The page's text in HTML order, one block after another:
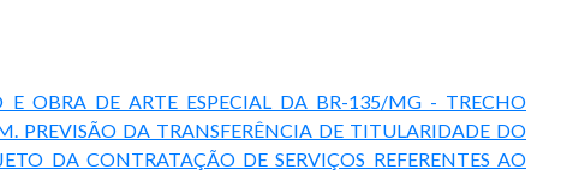
E OBRA DE ARTE ESPECIAL DA BR-135/MG - TRECHO
DA TRANSFERÊNCIA DE TITULARIDADE DO
DA CONTRATAÇÃO DE SERVIÇOS REFERENTES AO